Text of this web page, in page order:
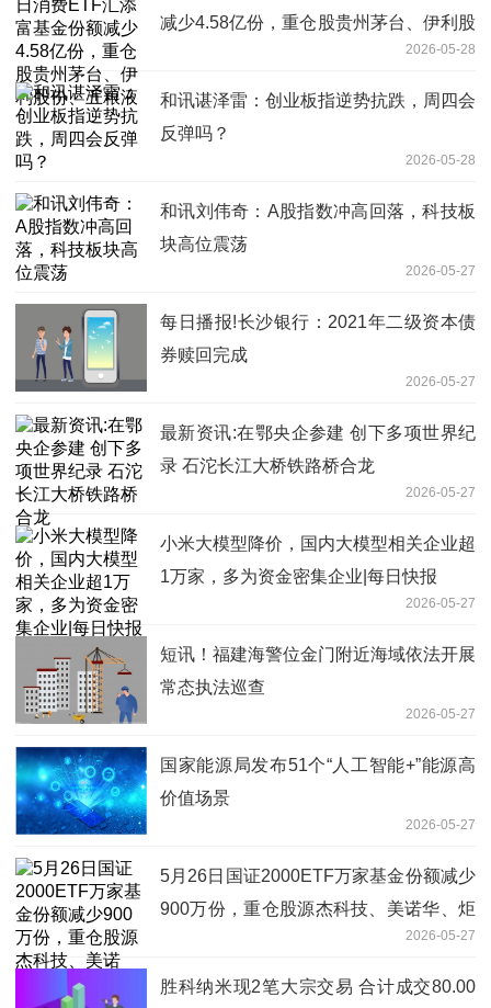
减少4.58亿份，重仓股贵州茅台、伊利股
2026-05-28
和讯谌泽雷：创业板指逆势抗跌，周四会
反弹吗？
2026-05-28
和讯刘伟奇：A股指数冲高回落，科技板
块高位震荡
2026-05-27
每日播报!长沙银行：2021年二级资本债
券赎回完成
2026-05-27
最新资讯:在鄂央企参建 创下多项世界纪
录 石沱长江大桥铁路桥合龙
2026-05-27
小米大模型降价，国内大模型相关企业超
1万家，多为资金密集企业|每日快报
2026-05-27
短讯！福建海警位金门附近海域依法开展
常态执法巡查
2026-05-27
国家能源局发布51个“人工智能+”能源高
价值场景
2026-05-27
5月26日国证2000ETF万家基金份额减少
900万份，重仓股源杰科技、美诺华、炬
2026-05-27
胜科纳米现2笔大宗交易 合计成交80.00